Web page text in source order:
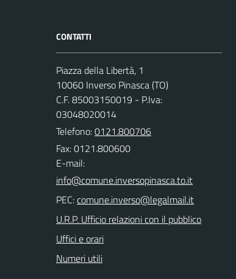
CONTATTI
Piazza della Libertà, 1
10060 Inverso Pinasca (TO)
C.F. 85003150019 - P.Iva:
03048020014
Telefono:0121.800706
Fax: 0121.800600
E-mail:
PEC:
U.R.P. Ufficio relazioni con il pubblico
Uffici e orari
Numeri utili